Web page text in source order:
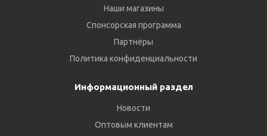
Наши магазины
Спонсорская программа
Партнёры
Политика конфиденциальности
Информационный раздел
Новости
Оптовым клиентам